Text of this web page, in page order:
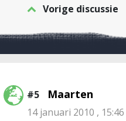
Vorige discussie
#5 Maarten
14 januari 2010 , 15:46